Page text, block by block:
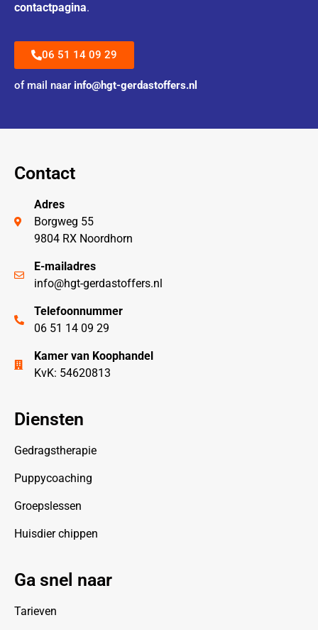
contactpagina.
06 51 14 09 29
of mail naar info@hgt-gerdastoffers.nl
Contact
Adres
Borgweg 55
9804 RX Noordhorn
E-mailadres
info@hgt-gerdastoffers.nl
Telefoonnummer
06 51 14 09 29
Kamer van Koophandel
KvK: 54620813
Diensten
Gedragstherapie
Puppycoaching
Groepslessen
Huisdier chippen
Ga snel naar
Tarieven